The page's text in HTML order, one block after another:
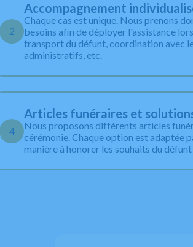
2
Accompagnement
Chaque cas est unique. Nous prenons
besoins afin de déployer l'assistance
transport du défunt, coordination avec
administratifs, etc.
4
Articles funéraires et
Nous proposons différents articles
cérémonie. Chaque option est adaptée
manière à honorer les souhaits du